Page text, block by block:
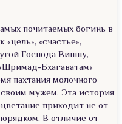
почитаемых богинь в
«счастье»,
Господа Вишну,
Бхагаватам»
пахтания молочного
мужем. Эта история
приходит не от
В отличие от